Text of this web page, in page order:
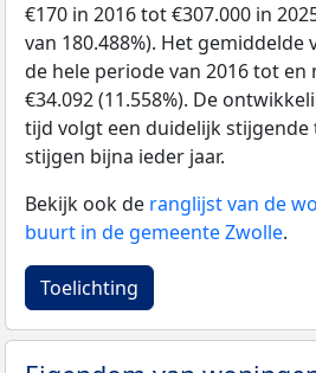
€170 in 2016 tot €307.000 in
van 180.488%). Het
de hele periode van 2016 tot en
€34.092 (11.558%). De
tijd volgt een duidelijk stijgende
stijgen bijna ieder jaar.
Bekijk ook de ranglijst van de
buurt in de gemeente Zwolle.
Toelichting